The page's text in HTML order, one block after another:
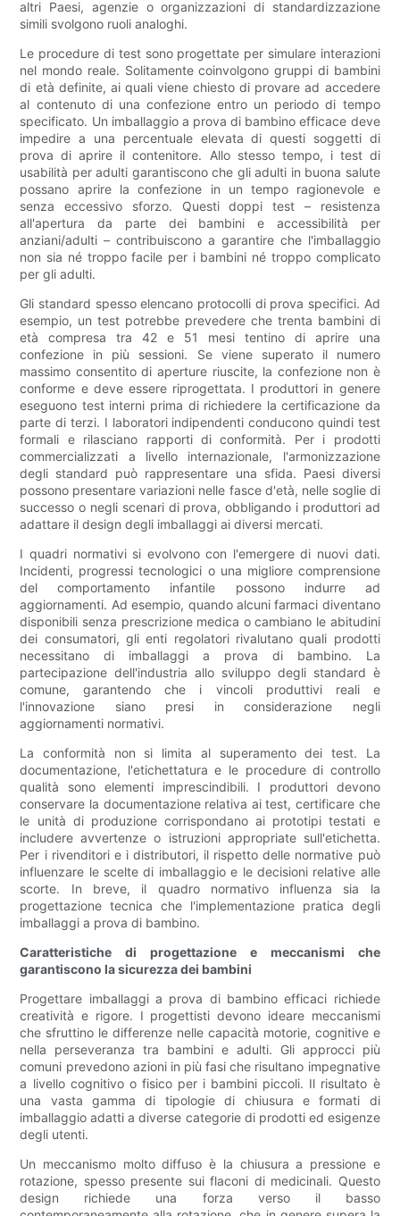
altri Paesi, agenzie o organizzazioni di standardizzazione
simili svolgono ruoli analoghi.
Le procedure di test sono progettate per simulare interazioni
nel mondo reale. Solitamente coinvolgono gruppi di bambini
di età definite, ai quali viene chiesto di provare ad accedere
al contenuto di una confezione entro un periodo di tempo
specificato. Un imballaggio a prova di bambino efficace deve
impedire a una percentuale elevata di questi soggetti di
prova di aprire il contenitore. Allo stesso tempo, i test di
usabilità per adulti garantiscono che gli adulti in buona salute
possano aprire la confezione in un tempo ragionevole e
senza eccessivo sforzo. Questi doppi test – resistenza
all'apertura da parte dei bambini e accessibilità per
anziani/adulti – contribuiscono a garantire che l'imballaggio
non sia né troppo facile per i bambini né troppo complicato
per gli adulti.
Gli standard spesso elencano protocolli di prova specifici. Ad
esempio, un test potrebbe prevedere che trenta bambini di
età compresa tra 42 e 51 mesi tentino di aprire una
confezione in più sessioni. Se viene superato il numero
massimo consentito di aperture riuscite, la confezione non è
conforme e deve essere riprogettata. I produttori in genere
eseguono test interni prima di richiedere la certificazione da
parte di terzi. I laboratori indipendenti conducono quindi test
formali e rilasciano rapporti di conformità. Per i prodotti
commercializzati a livello internazionale, l'armonizzazione
degli standard può rappresentare una sfida. Paesi diversi
possono presentare variazioni nelle fasce d'età, nelle soglie di
successo o negli scenari di prova, obbligando i produttori ad
adattare il design degli imballaggi ai diversi mercati.
I quadri normativi si evolvono con l'emergere di nuovi dati.
Incidenti, progressi tecnologici o una migliore comprensione
del comportamento infantile possono indurre ad
aggiornamenti. Ad esempio, quando alcuni farmaci diventano
disponibili senza prescrizione medica o cambiano le abitudini
dei consumatori, gli enti regolatori rivalutano quali prodotti
necessitano di imballaggi a prova di bambino. La
partecipazione dell'industria allo sviluppo degli standard è
comune, garantendo che i vincoli produttivi reali e
l'innovazione siano presi in considerazione negli
aggiornamenti normativi.
La conformità non si limita al superamento dei test. La
documentazione, l'etichettatura e le procedure di controllo
qualità sono elementi imprescindibili. I produttori devono
conservare la documentazione relativa ai test, certificare che
le unità di produzione corrispondano ai prototipi testati e
includere avvertenze o istruzioni appropriate sull'etichetta.
Per i rivenditori e i distributori, il rispetto delle normative può
influenzare le scelte di imballaggio e le decisioni relative alle
scorte. In breve, il quadro normativo influenza sia la
progettazione tecnica che l'implementazione pratica degli
imballaggi a prova di bambino.
Caratteristiche di progettazione e meccanismi che
garantiscono la sicurezza dei bambini
Progettare imballaggi a prova di bambino efficaci richiede
creatività e rigore. I progettisti devono ideare meccanismi
che sfruttino le differenze nelle capacità motorie, cognitive e
nella perseveranza tra bambini e adulti. Gli approcci più
comuni prevedono azioni in più fasi che risultano impegnative
a livello cognitivo o fisico per i bambini piccoli. Il risultato è
una vasta gamma di tipologie di chiusura e formati di
imballaggio adatti a diverse categorie di prodotti ed esigenze
degli utenti.
Un meccanismo molto diffuso è la chiusura a pressione e
rotazione, spesso presente sui flaconi di medicinali. Questo
design richiede una forza verso il basso